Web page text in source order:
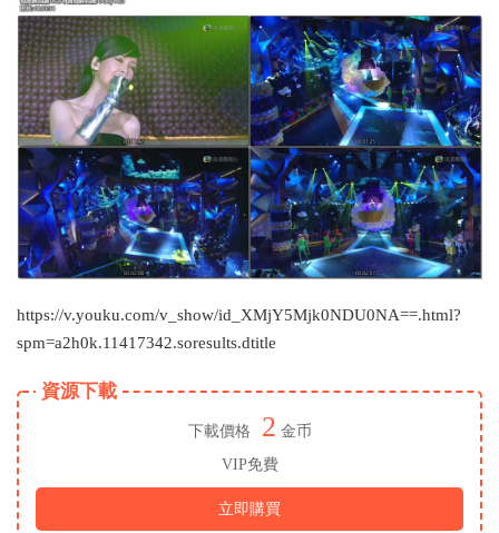
https://v.youku.com/v_show/id_XMjY5Mjk0NDU0NA==.html?
spm=a2h0k.11417342.soresults.dtitle
資源下載
下載價格 2 金币
VIP免費
立即購買